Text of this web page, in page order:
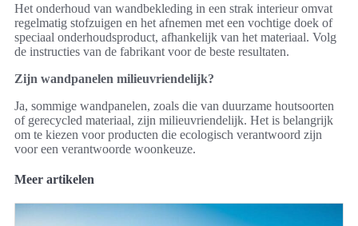
Het onderhoud van wandbekleding in een strak interieur omvat
regelmatig stofzuigen en het afnemen met een vochtige doek of
speciaal onderhoudsproduct, afhankelijk van het materiaal. Volg
de instructies van de fabrikant voor de beste resultaten.
Zijn wandpanelen milieuvriendelijk?
Ja, sommige wandpanelen, zoals die van duurzame houtsoorten
of gerecycled materiaal, zijn milieuvriendelijk. Het is belangrijk
om te kiezen voor producten die ecologisch verantwoord zijn
voor een verantwoorde woonkeuze.
Meer artikelen